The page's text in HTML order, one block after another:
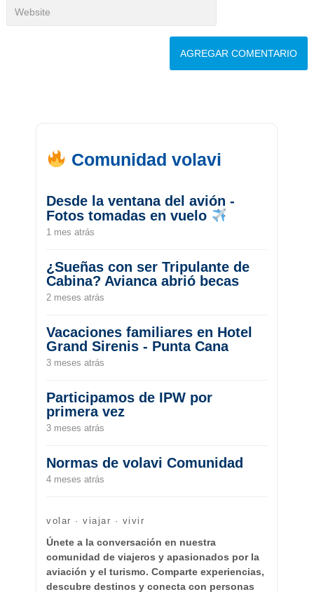
Comunidad volavi
Desde la ventana del avión -
Fotos tomadas en vuelo
1 mes atrás
¿Sueñas con ser Tripulante de
Cabina? Avianca abrió becas
2 meses atrás
Vacaciones familiares en Hotel
Grand Sirenis - Punta Cana
3 meses atrás
Participamos de IPW por
primera vez
3 meses atrás
Normas de volavi Comunidad
4 meses atrás
volar · viajar · vivir
Únete a la conversación en nuestra
comunidad de viajeros y apasionados por la
aviación y el turismo. Comparte experiencias,
descubre destinos y conecta con personas